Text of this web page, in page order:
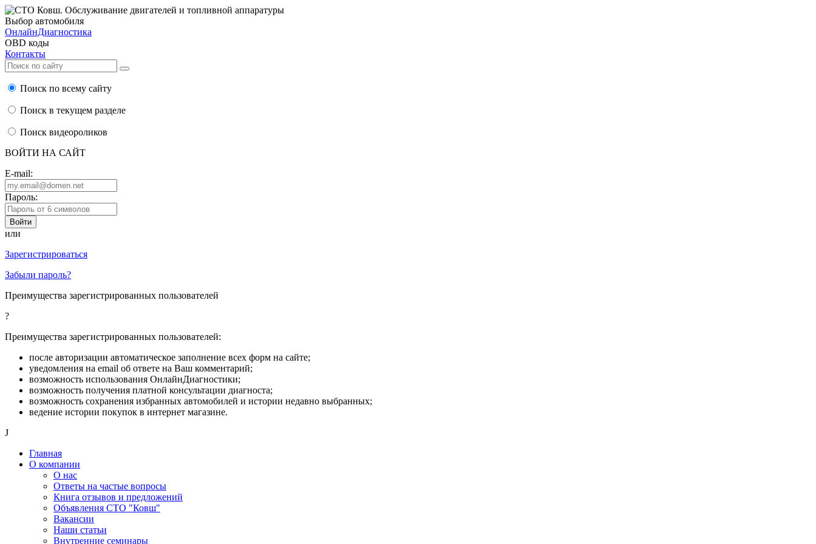
Выбор автомобиля
ОнлайнДиагностика
OBD коды
Контакты
Поиск по всему сайту
Поиск в текущем разделе
Поиск видеороликов
ВОЙТИ НА САЙТ
E-mail:
Пароль:
или
Зарегистрироваться
Забыли пароль?
Преимущества зарегистрированных пользователей
?
Преимущества зарегистрированных пользователей:
после авторизации автоматическое заполнение всех форм на сайте;
уведомления на email об ответе на Ваш комментарий;
возможность использования ОнлайнДиагностики;
возможность получения платной консультации диагноста;
возможность сохранения избранных автомобилей и истории недавно выбранных;
ведение истории покупок в интернет магазине.
J
Главная
О компании
О нас
Ответы на частые вопросы
Книга отзывов и предложений
Объявления СТО "Ковш"
Вакансии
Наши статьи
Внутренние семинары